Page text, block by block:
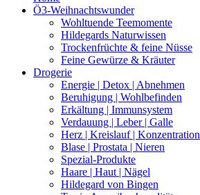
Ö3-Weihnachtswunder
Wohltuende Teemomente
Hildegards Naturwissen
Trockenfrüchte & feine Nüsse
Feine Gewürze & Kräuter
Drogerie
Energie | Detox | Abnehmen
Beruhigung | Wohlbefinden
Erkältung | Immunsystem
Verdauung | Leber | Galle
Herz | Kreislauf | Konzentration
Blase | Prostata | Nieren
Spezial-Produkte
Haare | Haut | Nägel
Hildegard von Bingen